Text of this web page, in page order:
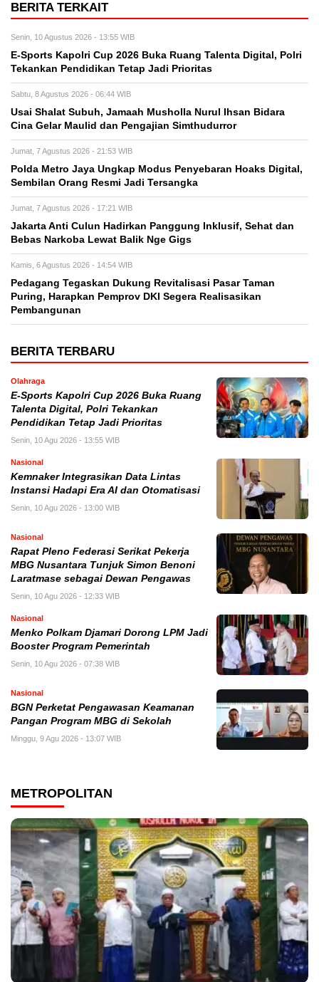
BERITA TERKAIT
Senin, 10 Agustus 2026 - 13:55 WIB
E-Sports Kapolri Cup 2026 Buka Ruang Talenta Digital, Polri
Tekankan Pendidikan Tetap Jadi Prioritas
Sabtu, 8 Agustus 2026 - 06:44 WIB
Usai Shalat Subuh, Jamaah Musholla Nurul Ihsan Bidara
Cina Gelar Maulid dan Pengajian Simthudurror
Jumat, 7 Agustus 2026 - 21:53 WIB
Polda Metro Jaya Ungkap Modus Penyebaran Hoaks Digital,
Sembilan Orang Resmi Jadi Tersangka
Jumat, 7 Agustus 2026 - 17:21 WIB
Jakarta Anti Culun Hadirkan Panggung Inklusif, Sehat dan
Bebas Narkoba Lewat Balik Nge Gigs
Kamis, 6 Agustus 2026 - 14:54 WIB
Pedagang Tegaskan Dukung Revitalisasi Pasar Taman
Puring, Harapkan Pemprov DKI Segera Realisasikan
Pembangunan
BERITA TERBARU
Olahraga
E-Sports Kapolri Cup 2026 Buka Ruang
Talenta Digital, Polri Tekankan
Pendidikan Tetap Jadi Prioritas
Senin, 10 Agu 2026 - 13:55 WIB
Nasional
Kemnaker Integrasikan Data Lintas
Instansi Hadapi Era AI dan Otomatisasi
Senin, 10 Agu 2026 - 13:00 WIB
Nasional
Rapat Pleno Federasi Serikat Pekerja
MBG Nusantara Tunjuk Simon Benoni
Laratmase sebagai Dewan Pengawas
Senin, 10 Agu 2026 - 12:33 WIB
Nasional
Menko Polkam Djamari Dorong LPM Jadi
Booster Program Pemerintah
Senin, 10 Agu 2026 - 07:38 WIB
Nasional
BGN Perketat Pengawasan Keamanan
Pangan Program MBG di Sekolah
Minggu, 9 Agu 2026 - 13:07 WIB
METROPOLITAN